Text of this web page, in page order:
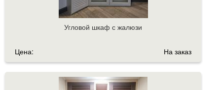
Угловой шкаф с жалюзи
Цена: На заказ